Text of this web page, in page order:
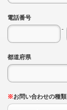
電話番号
-
都道府県
※お問い合わせの種類